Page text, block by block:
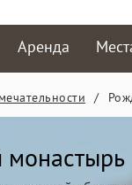
Аренда
/
монастырь